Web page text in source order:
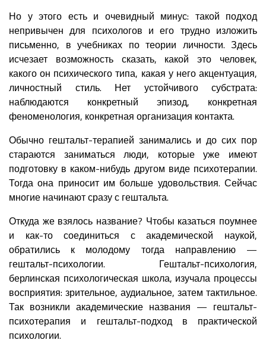
Но у этого есть и очевидный минус: такой подход
непривычен для психологов и его трудно изложить
письменно, в учебниках по теории личности. Здесь
исчезает возможность сказать, какой это человек,
какого он психического типа, какая у него акцентуация,
личностный стиль. Нет устойчивого субстрата:
наблюдаются конкретный эпизод, конкретная
феноменология, конкретная организация контакта.
Обычно гештальт-терапией занимались и до сих пор
стараются заниматься люди, которые уже имеют
подготовку в каком-нибудь другом виде психотерапии.
Тогда она приносит им больше удовольствия. Сейчас
многие начинают сразу с гештальта.
Откуда же взялось название? Чтобы казаться поумнее
и как-то соединиться с академической наукой,
обратились к молодому тогда направлению —
гештальт-психологии. Гештальт-психология,
берлинская психологическая школа, изучала процессы
восприятия: зрительное, аудиальное, затем тактильное.
Так возникли академические названия — гештальт-
психотерапия и гештальт-подход в практической
психологии.